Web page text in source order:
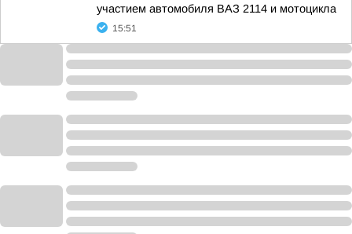
участием автомобиля ВАЗ 2114 и мотоцикла
15:51